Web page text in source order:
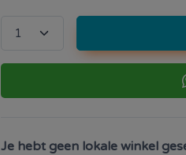
Je hebt geen lokale winkel